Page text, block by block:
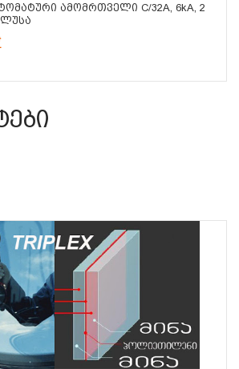
Ამომრთველი C/32A, 6kA, 2